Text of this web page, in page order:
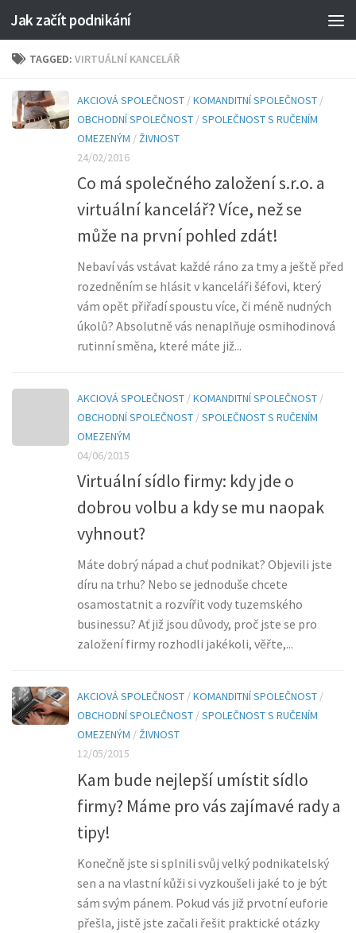
Jak začít podnikání
TAGGED: VIRTUÁLNÍ KANCELÁŘ
AKCIOVÁ SPOLEČNOST /KOMANDITNÍ SPOLEČNOST /
OBCHODNÍ SPOLEČNOST /SPOLEČNOST S RUČENÍM
OMEZENÝM /ŽIVNOST
24/02/2016
Co má společného založení s.r.o. a
virtuální kancelář? Více, než se
může na první pohled zdát!
Nebaví vás vstávat každé ráno za tmy a ještě před
rozedněním se hlásit v kanceláři šéfovi, který
vám opět přiřadí spoustu více, či méně nudných
úkolů? Absolutně vás nenaplňuje osmihodinová
rutinní směna, které máte již...
AKCIOVÁ SPOLEČNOST /KOMANDITNÍ SPOLEČNOST /
OBCHODNÍ SPOLEČNOST /SPOLEČNOST S RUČENÍM
OMEZENÝM
04/06/2015
Virtuální sídlo firmy: kdy jde o
dobrou volbu a kdy se mu naopak
vyhnout?
Máte dobrý nápad a chuť podnikat? Objevili jste
díru na trhu? Nebo se jednoduše chcete
osamostatnit a rozvířit vody tuzemského
businessu? Ať již jsou důvody, proč jste se pro
založení firmy rozhodli jakékoli, věřte,...
AKCIOVÁ SPOLEČNOST /KOMANDITNÍ SPOLEČNOST /
OBCHODNÍ SPOLEČNOST /SPOLEČNOST S RUČENÍM
OMEZENÝM /ŽIVNOST
12/05/2015
Kam bude nejlepší umístit sídlo
firmy? Máme pro vás zajímavé rady a
tipy!
Konečně jste si splnili svůj velký podnikatelský
sen a na vlastní kůži si vyzkoušeli jaké to je být
sám svým pánem. Pokud vás již prvotní euforie
přešla, jistě jste začali řešit praktické otázky